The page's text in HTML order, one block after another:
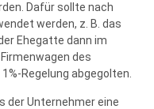
Dafür sollte nach
werden, z. B. das
Ehegatte dann im
des
Regelung abgegolten.
der Unternehmer eine